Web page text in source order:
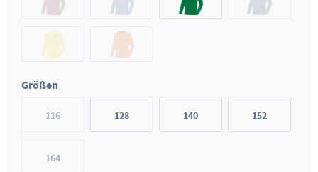
Größen
116 128 140 152
164